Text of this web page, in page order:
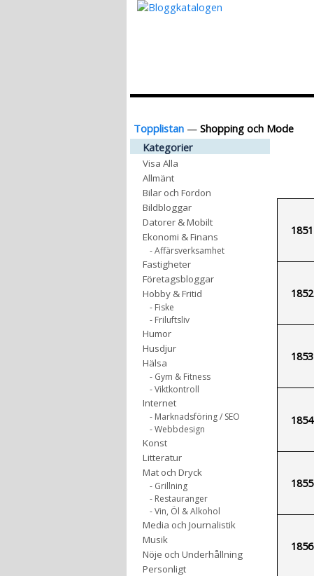
Topplistan — Shopping och Mode
Kategorier
Visa Alla
Allmänt
Bilar och Fordon
Bildbloggar
Datorer & Mobilt
Ekonomi & Finans
- Affärsverksamhet
Fastigheter
Företagsbloggar
Hobby & Fritid
- Fiske
- Friluftsliv
Humor
Husdjur
Hälsa
- Gym & Fitness
- Viktkontroll
Internet
- Marknadsföring / SEO
- Webbdesign
Konst
Litteratur
Mat och Dryck
- Grillning
- Restauranger
- Vin, Öl & Alkohol
Media och Journalistik
Musik
Nöje och Underhållning
Personligt
1851
1852
1853
1854
1855
1856